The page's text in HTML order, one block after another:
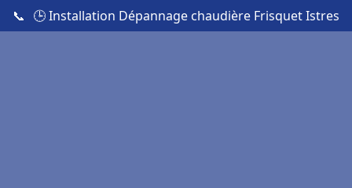
📞 🕒 Installation Dépannage chaudière Frisquet Istres